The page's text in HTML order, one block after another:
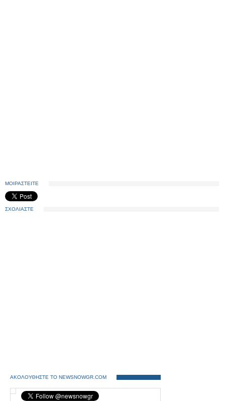
ΜΟΙΡΑΣΤΕΙΤΕ
ΣΧΟΛΙΑΣΤΕ
ΑΚΟΛΟΥΘΗΣΤΕ ΤΟ NEWSNOWGR.COM